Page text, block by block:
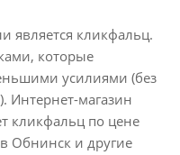
является кликфальц.
которые
усилиями (без
Интернет-магазин
кликфальц по цене
Обнинск и другие